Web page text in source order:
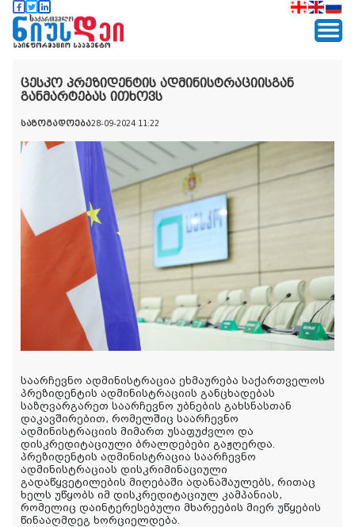
ცესკო პრეზიდენტის ადმინისტრაციისგან
განმარტებას ითხოვს
საზოგადოება28-09-2024 11:22
საარჩევნო ადმინისტრაცია ეხმაურება საქართველოს
პრეზიდენტის ადმინისტრაციის განცხადებას
საზღვარგარეთ საარჩევნო უბნების გახსნასთან
დაკავშირებით, რომელშიც საარჩევნო
ადმინისტრაციის მიმართ უსაფუძვლო და
დისკრედიტაციული ბრალდებები გაჟღერდა.
პრეზიდენტის ადმინისტრაცია საარჩევნო
ადმინისტრაციას დისკრიმინაციული
გადაწყვეტილების მიღებაში ადანაშაულებს, რითაც
ხელს უწყობს იმ დისკრედიტაციულ კამპანიას,
რომელიც დაინტერესებული მხარეების მიერ უწყების
წინააღმდეგ ხორციელდება.